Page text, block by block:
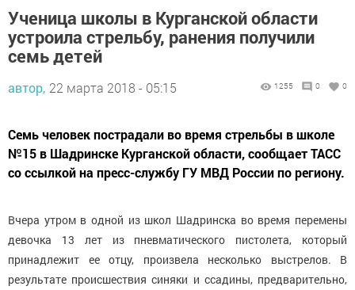
Ученица школы в Курганской области
устроила стрельбу, ранения получили
семь детей
автор, 22 марта 2018 - 05:15 1255 0 0
Семь человек пострадали во время стрельбы в школе
№15 в Шадринске Курганской области, сообщает ТАСС
со ссылкой на пресс-службу ГУ МВД России по региону.
Вчера утром в одной из школ Шадринска во время перемены
девочка 13 лет из пневматического пистолета, который
принадлежит ее отцу, произвела несколько выстрелов. В
результате происшествия синяки и ссадины, предварительно,